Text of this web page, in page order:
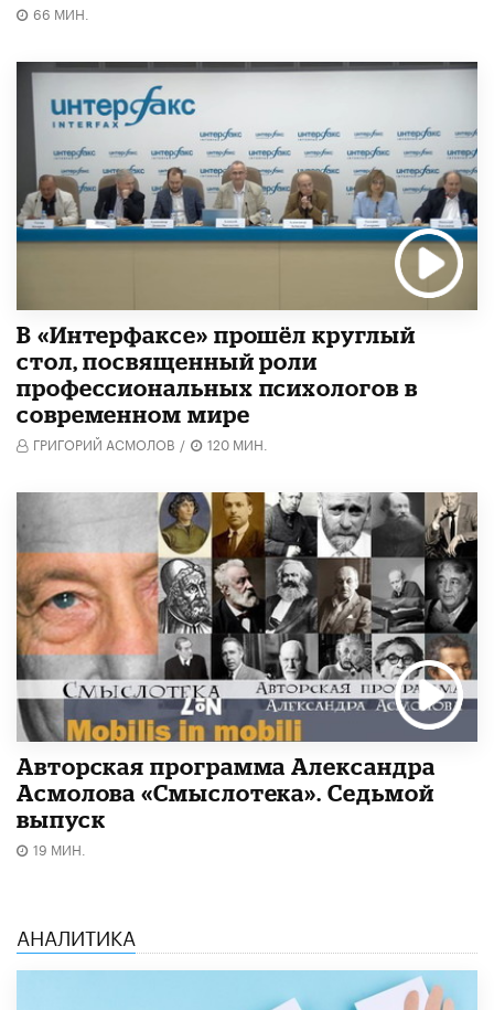
66 МИН.
В «Интерфаксе» прошёл круглый
стол, посвященный роли
профессиональных психологов в
современном мире
ГРИГОРИЙ АСМОЛОВ / 120 МИН.
Авторская программа Александра
Асмолова «Смыслотека». Седьмой
выпуск
19 МИН.
АНАЛИТИКА